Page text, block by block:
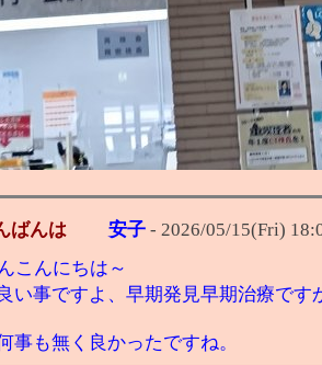
ばんは 安子 - 2026/05/15(Fri)
こんにちは～
い事ですよ、早期発見早期治療です
事も無く良かったですね。